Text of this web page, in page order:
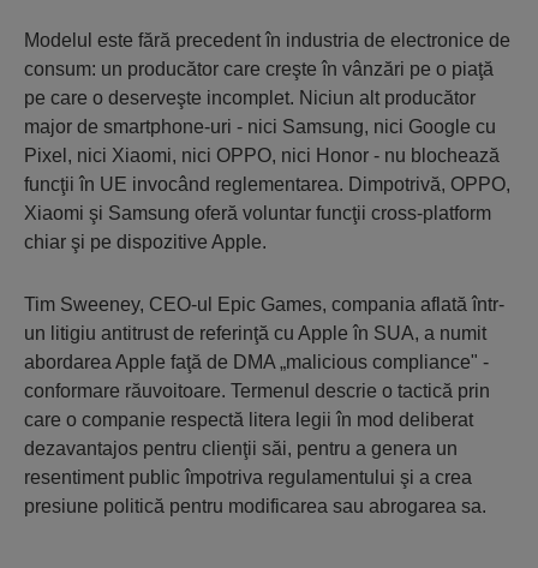
Modelul este fără precedent în industria de electronice de
consum: un producător care creşte în vânzări pe o piaţă
pe care o deserveşte incomplet. Niciun alt producător
major de smartphone-uri - nici Samsung, nici Google cu
Pixel, nici Xiaomi, nici OPPO, nici Honor - nu blochează
funcţii în UE invocând reglementarea. Dimpotrivă, OPPO,
Xiaomi şi Samsung oferă voluntar funcţii cross-platform
chiar şi pe dispozitive Apple.
Tim Sweeney, CEO-ul Epic Games, compania aflată într-
un litigiu antitrust de referinţă cu Apple în SUA, a numit
abordarea Apple faţă de DMA „malicious compliance" -
conformare răuvoitoare. Termenul descrie o tactică prin
care o companie respectă litera legii în mod deliberat
dezavantajos pentru clienţii săi, pentru a genera un
resentiment public împotriva regulamentului şi a crea
presiune politică pentru modificarea sau abrogarea sa.